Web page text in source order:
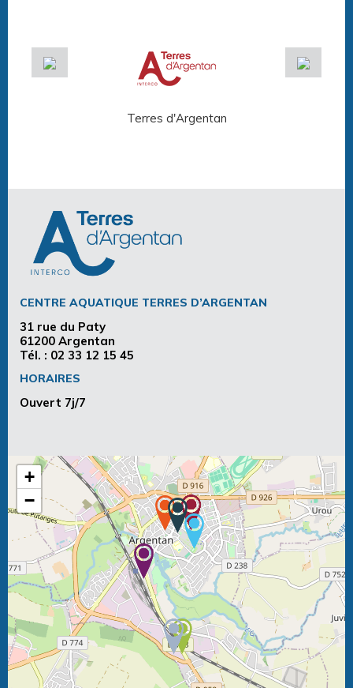
Terres d'Argentan
CENTRE AQUATIQUE TERRES D’ARGENTAN
31 rue du Paty
61200 Argentan
Tél. : 02 33 12 15 45
HORAIRES
Ouvert 7j/7
+
−